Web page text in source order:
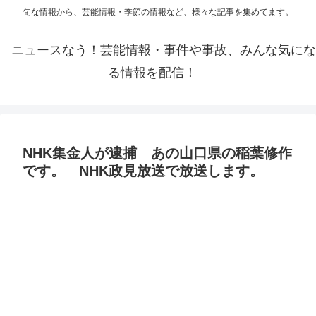
旬な情報から、芸能情報・季節の情報など、様々な記事を集めてます。
ニュースなう！芸能情報・事件や事故、みんな気にな
る情報を配信！
NHK集金人が逮捕 あの山口県の稲葉修作
です。 NHK政見放送で放送します。